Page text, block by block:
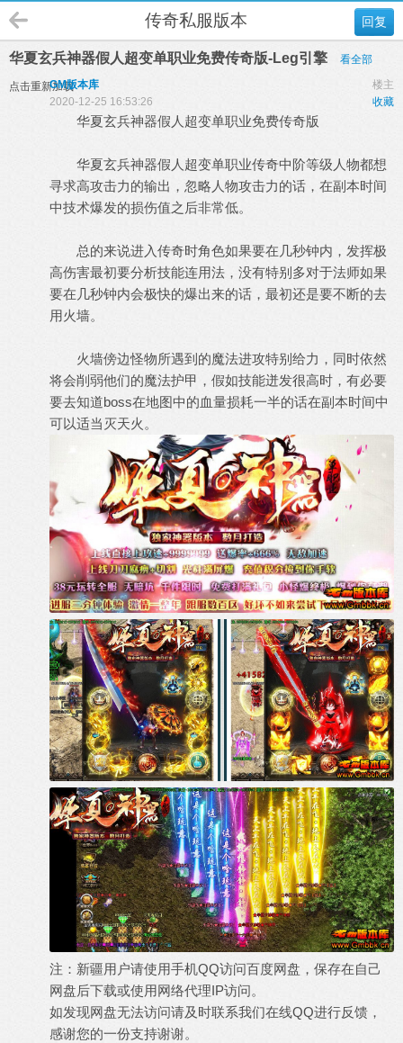
回复
传奇私服版本
华夏玄兵神器假人超变单职业免费传奇版-Leg引擎 看全部
点击重新加载 楼主
GM版本库
收藏
2020-12-25 16:53:26
华夏玄兵神器假人超变单职业免费传奇版
华夏玄兵神器假人超变单职业传奇中阶等级人物都想
寻求高攻击力的输出，忽略人物攻击力的话，在副本时间
中技术爆发的损伤值之后非常低。
总的来说进入传奇时角色如果要在几秒钟内，发挥极
高伤害最初要分析技能连用法，没有特别多对于法师如果
要在几秒钟内会极快的爆出来的话，最初还是要不断的去
用火墙。
火墙傍边怪物所遇到的魔法进攻特别给力，同时依然
将会削弱他们的魔法护甲，假如技能迸发很高时，有必要
要去知道boss在地图中的血量损耗一半的话在副本时间中
可以适当灭天火。
注：新疆用户请使用手机QQ访问百度网盘，保存在自己
网盘后下载或使用网络代理IP访问。
如发现网盘无法访问请及时联系我们在线QQ进行反馈，
感谢您的一份支持谢谢。